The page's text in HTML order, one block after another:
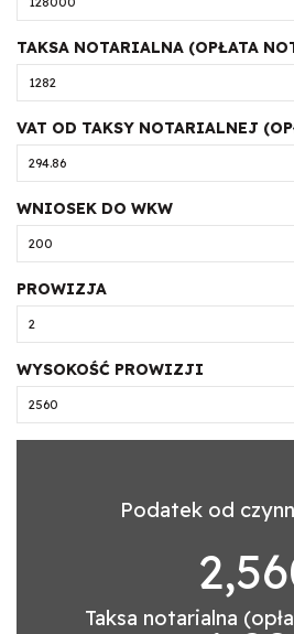
TAKSA NOTARIALNA (OPŁATA
VAT OD TAKSY NOTARIALNEJ
WNIOSEK DO WKW
PROWIZJA
WYSOKOŚĆ PROWIZJI
Podatek od
Taksa notarialna